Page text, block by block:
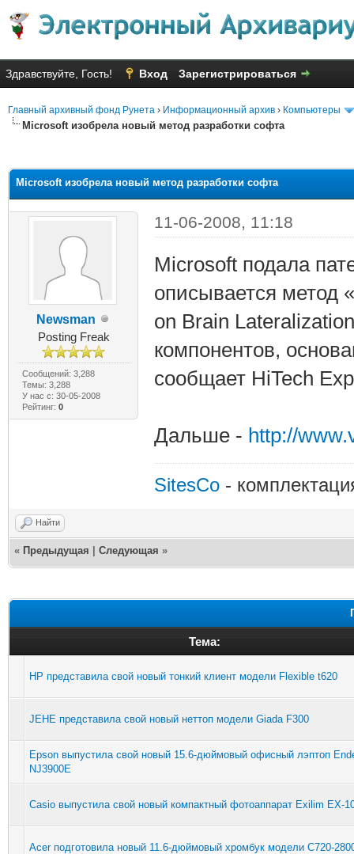
Здравствуйте, Гость! Вход Зарегистрироваться
Главный архивный фонд Рунета › Информационный архив › Компьютеры
Microsoft изобрела новый метод разработки софта
Microsoft изобрела новый метод разработки софта
Newsman
Posting Freak
Сообщений: 3,288
Темы: 3,288
У нас с: 30-05-2008
Рейтинг: 0
11-06-2008, 11:18
Microsoft подала
описывается метод
on Brain
компонентов,
сообщает HiTech
Дальше - http://
SitesCo-
Найти
« Предыдущая Следующая »
Тема:
HP представила свой новый тонкий клиент модели Flexible t620
JEHE представила свой новый неттоп модели Giada F300
Epson выпустила свой новый 15.6-дюймовый офисный лэптоп
NJ3900E
Casio выпустила свой новый компактный фотоаппарат Exilim EX-
Acer подготовила новый 11.6-дюймовый хромбук модели C720-